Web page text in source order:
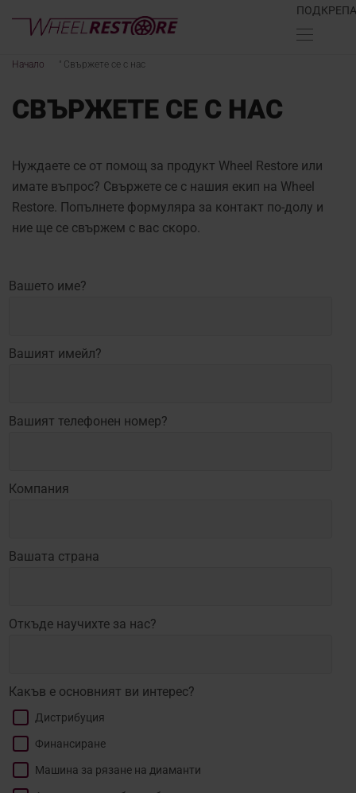
ПОДКРЕПА
Начало " Свържете се с нас
СВЪРЖЕТЕ СЕ С НАС
Нуждаете се от помощ за продукт Wheel Restore или
имате въпрос? Свържете се с нашия екип на Wheel
Restore. Попълнете формуляра за контакт по-долу и
ние ще се свържем с вас скоро.
Вашето име?
Вашият имейл?
Вашият телефонен номер?
Компания
Вашата страна
Откъде научихте за нас?
Какъв е основният ви интерес?
Дистрибуция
Финансиране
Машина за рязане на диаманти